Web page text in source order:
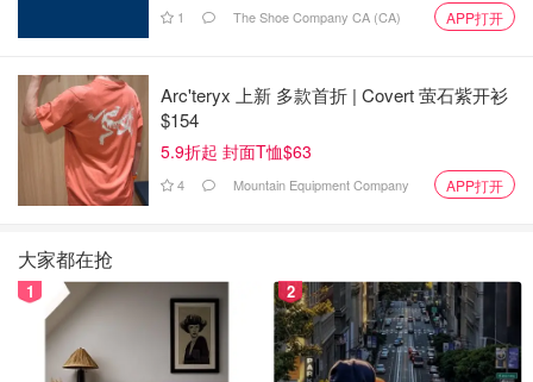
图片来自@metropolis，版权属原作者
1 The Shoe Company CA (CA) APP打开
Arc'teryx 上新 多款首折 | Covert 萤石紫开衫
$154
5.9折起 封面T恤$63
4 Mountain Equipment Company APP打开
大家都在抢
1 2